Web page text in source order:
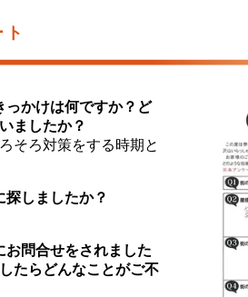
っかけは何ですか？ど
ましたか？
そろ対策をする時期と
探しましたか？
お問合せをされました
たらどんなことがご不